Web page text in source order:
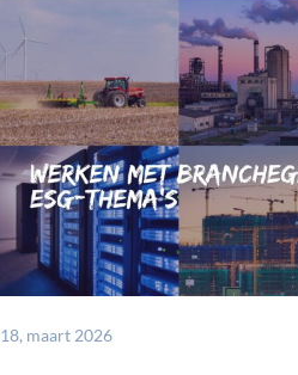
18, maart 2026